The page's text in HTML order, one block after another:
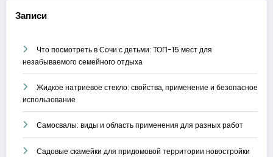
Записи
Что посмотреть в Сочи с детьми: ТОП-15 мест для
незабываемого семейного отдыха
Жидкое натриевое стекло: свойства, применение и безопасное
использование
Самосвалы: виды и область применения для разных работ
Садовые скамейки для придомовой территории новостройки